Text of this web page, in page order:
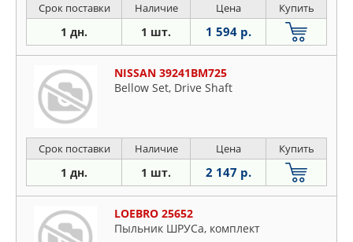
Срок поставки Наличие Цена Купить
1 дн. 1 шт. 1 594 р.
NISSAN 39241BM725
Bellow Set, Drive Shaft
Срок поставки Наличие Цена Купить
1 дн. 1 шт. 2 147 р.
LOEBRO 25652
Пыльник ШРУСа, комплект